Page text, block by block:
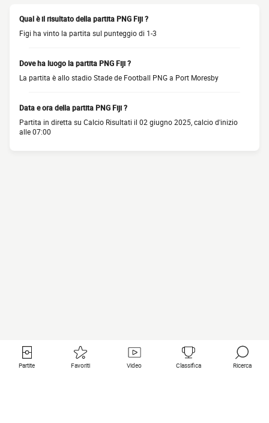
Qual è il risultato della partita PNG Fiji ?
Figi ha vinto la partita sul punteggio di 1-3
Dove ha luogo la partita PNG Fiji ?
La partita è allo stadio Stade de Football PNG a Port Moresby
Data e ora della partita PNG Fiji ?
Partita in diretta su Calcio Risultati il 02 giugno 2025, calcio d'inizio
alle 07:00
Partite Favoriti Video Classifica Ricerca